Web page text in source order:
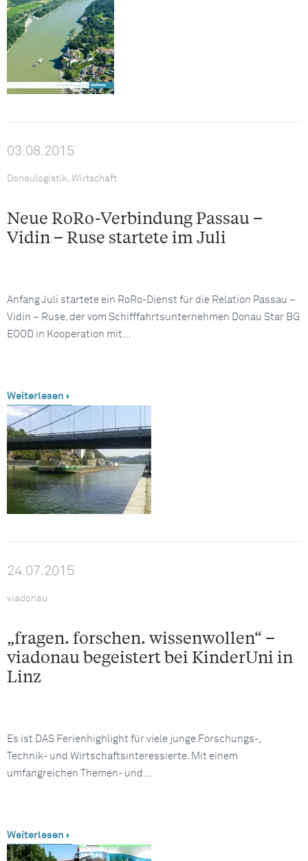
03.08.2015
Donaulogistik, Wirtschaft
Neue RoRo-Verbindung Passau –
Vidin – Ruse startete im Juli
Anfang Juli startete ein RoRo-Dienst für die Relation Passau –
Vidin – Ruse, der vom Schifffahrtsunternehmen Donau Star BG
EOOD in Kooperation mit…
Weiterlesen
24.07.2015
viadonau
„fragen. forschen. wissenwollen“ –
viadonau begeistert bei KinderUni in
Linz
Es ist DAS Ferienhighlight für viele junge Forschungs-,
Technik- und Wirtschaftsinteressierte. Mit einem
umfangreichen Themen- und…
Weiterlesen